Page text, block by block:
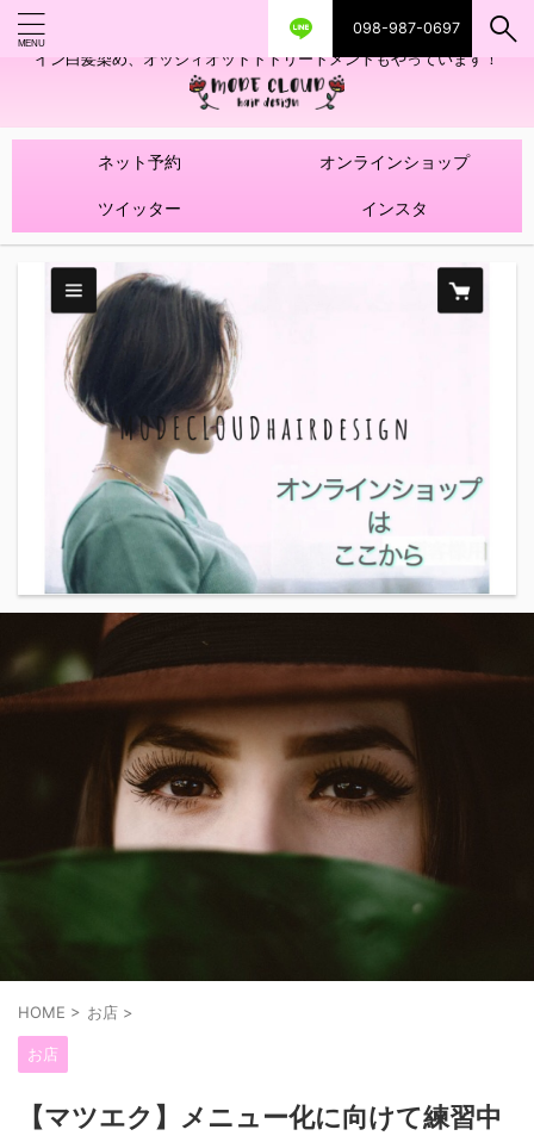
098-987-0697
艶ツヤヘアカラー！髪質改善トリートメントやハイライトを使ったデザ
イン白髪染め、オッジィオットトトリートメントもやっています！
ネット予約 オンラインショップ
ツイッター インスタ
HOME > お店 >
お店
【マツエク】メニュー化に向けて練習中